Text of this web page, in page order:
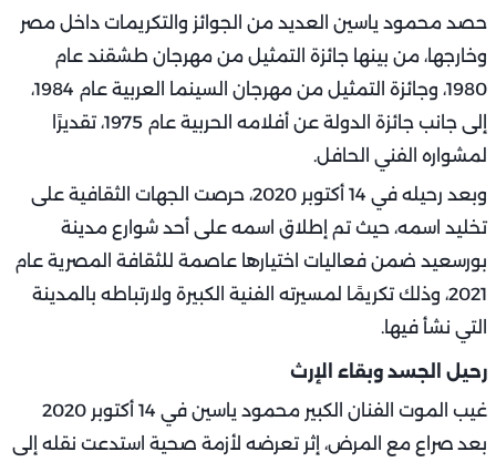
حصد محمود ياسين العديد من الجوائز والتكريمات داخل مصر
وخارجها، من بينها جائزة التمثيل من مهرجان طشقند عام
1980، وجائزة التمثيل من مهرجان السينما العربية عام 1984،
إلى جانب جائزة الدولة عن أفلامه الحربية عام 1975، تقديرًا
لمشواره الفني الحافل.
وبعد رحيله في 14 أكتوبر 2020، حرصت الجهات الثقافية على
تخليد اسمه، حيث تم إطلاق اسمه على أحد شوارع مدينة
بورسعيد ضمن فعاليات اختيارها عاصمة للثقافة المصرية عام
2021، وذلك تكريمًا لمسيرته الفنية الكبيرة ولارتباطه بالمدينة
التي نشأ فيها.
رحيل الجسد وبقاء الإرث
غيب الموت الفنان الكبير محمود ياسين في 14 أكتوبر 2020
بعد صراع مع المرض، إثر تعرضه لأزمة صحية استدعت نقله إلى